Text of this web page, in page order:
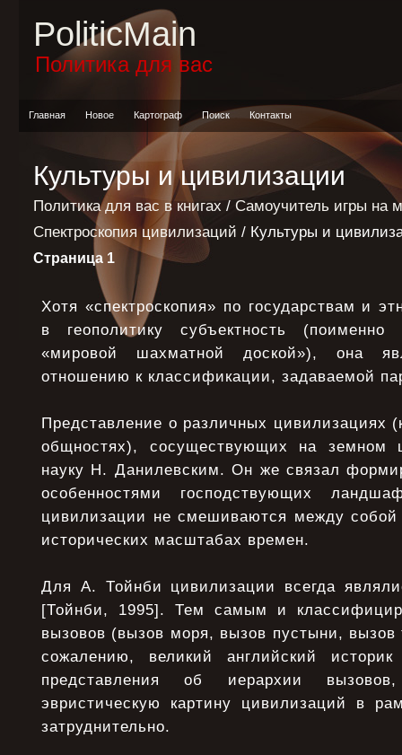
PoliticMain
Политика для вас
Главная Новое Картограф Поиск Контакты
Культуры и цивилизации
Политика для вас в книгах / Самоучитель игры на
Спектроскопия цивилизаций / Культуры и
Страница 1
Хотя «спектроскопия» по государствам и
в геополитику субъектность (поименно
«мировой шахматной доской»), она
отношению к классификации, задаваемой
Представление о различных цивилизациях
общностях), сосуществующих на
науку Н. Данилевским. Он же связал
особенностями господствующих
цивилизации не смешиваются между
исторических масштабах времен.
Для А. Тойнби цивилизации всегда
[Тойнби, 1995]. Тем самым и
вызовов (вызов моря, вызов пустыни,
сожалению, великий английский
представления об иерархии
эвристическую картину цивилизаций в
затруднительно.